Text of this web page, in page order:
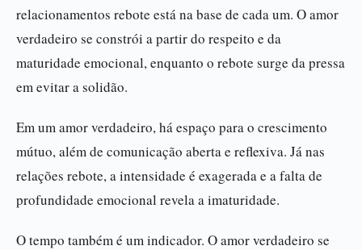
relacionamentos rebote está na base de cada um. O amor
verdadeiro se constrói a partir do respeito e da
maturidade emocional, enquanto o rebote surge da pressa
em evitar a solidão.
Em um amor verdadeiro, há espaço para o crescimento
mútuo, além de comunicação aberta e reflexiva. Já nas
relações rebote, a intensidade é exagerada e a falta de
profundidade emocional revela a imaturidade.
O tempo também é um indicador. O amor verdadeiro se